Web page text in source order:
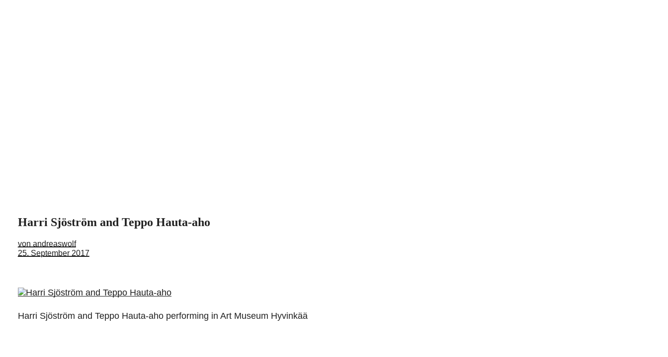
Harri Sjöström and Teppo Hauta-aho
von andreaswolf
25. September 2017
Harri Sjöström and Teppo Hauta-aho performing in Art Museum Hyvinkää